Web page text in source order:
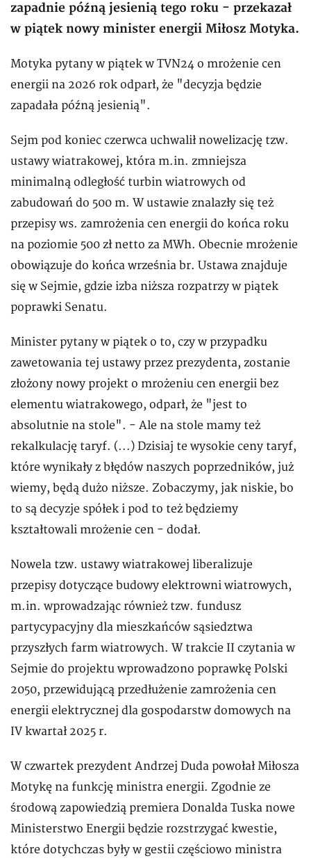
zapadnie późną jesienią tego roku - przekazał
w piątek nowy minister energii Miłosz Motyka.
Motyka pytany w piątek w TVN24 o mrożenie cen
energii na 2026 rok odparł, że "decyzja będzie
zapadała późną jesienią".
Sejm pod koniec czerwca uchwalił nowelizację tzw.
ustawy wiatrakowej, która m.in. zmniejsza
minimalną odległość turbin wiatrowych od
zabudowań do 500 m. W ustawie znalazły się też
przepisy ws. zamrożenia cen energii do końca roku
na poziomie 500 zł netto za MWh. Obecnie mrożenie
obowiązuje do końca września br. Ustawa znajduje
się w Sejmie, gdzie izba niższa rozpatrzy w piątek
poprawki Senatu.
Minister pytany w piątek o to, czy w przypadku
zawetowania tej ustawy przez prezydenta, zostanie
złożony nowy projekt o mrożeniu cen energii bez
elementu wiatrakowego, odparł, że "jest to
absolutnie na stole". - Ale na stole mamy też
rekalkulację taryf. (...) Dzisiaj te wysokie ceny taryf,
które wynikały z błędów naszych poprzedników, już
wiemy, będą dużo niższe. Zobaczymy, jak niskie, bo
to są decyzje spółek i pod to też będziemy
kształtowali mrożenie cen - dodał.
Nowela tzw. ustawy wiatrakowej liberalizuje
przepisy dotyczące budowy elektrowni wiatrowych,
m.in. wprowadzając również tzw. fundusz
partycypacyjny dla mieszkańców sąsiedztwa
przyszłych farm wiatrowych. W trakcie II czytania w
Sejmie do projektu wprowadzono poprawkę Polski
2050, przewidującą przedłużenie zamrożenia cen
energii elektrycznej dla gospodarstw domowych na
IV kwartał 2025 r.
W czwartek prezydent Andrzej Duda powołał Miłosza
Motykę na funkcję ministra energii. Zgodnie ze
środową zapowiedzią premiera Donalda Tuska nowe
Ministerstwo Energii będzie rozstrzygać kwestie,
które dotychczas były w gestii częściowo ministra